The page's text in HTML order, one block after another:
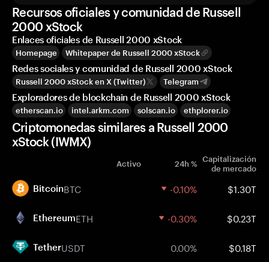
Recursos oficiales y comunidad de Russell
2000 xStock
Enlaces oficiales de Russell 2000 xStock
Homepage Whitepaper de Russell 2000 xStock
Redes sociales y comunidad de Russell 2000 xStock
Russell 2000 xStock en X (Twitter) Telegram
Exploradores de blockchain de Russell 2000 xStock
etherscan.io intel.arkm.com solscan.io ethplorer.io
Criptomonedas similares a Russell 2000
xStock (IWMX)
Activo 24h % Capitalización
de mercado
BitcoinBTC -0.10% $1.30T
EthereumETH -0.30% $0.23T
TetherUSDT 0.00% $0.18T